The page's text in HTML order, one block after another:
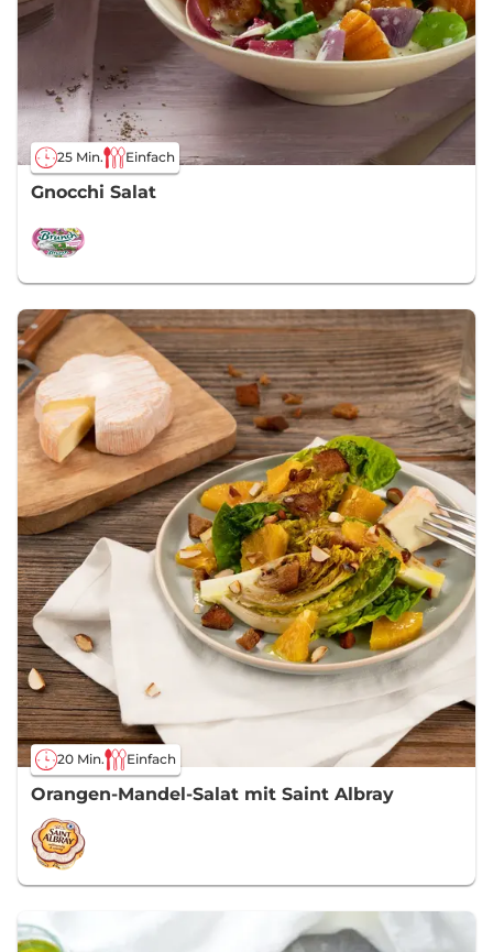
25 Min. Einfach
Gnocchi Salat
20 Min. Einfach
Orangen-Mandel-Salat mit Saint Albray